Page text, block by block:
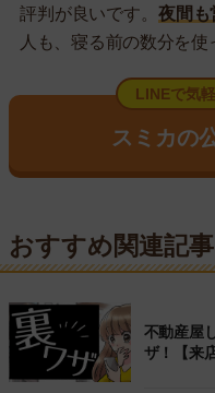
評判が良いです。 夜間も
人も、寝る前の数分を使
LINEで気
スミカの
おすすめ関連記事
不動産屋
ザ！【来